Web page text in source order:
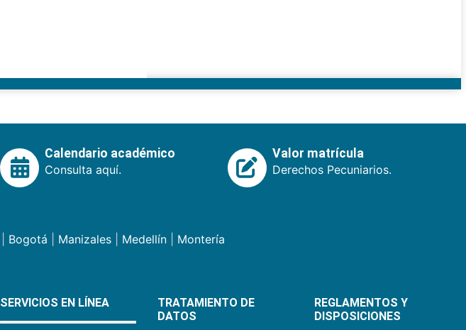
Calendario académico
Consulta aquí.
Valor matrícula
Derechos Pecuniarios.
Bogotá Manizales| Medellín| Montería
SERVICIOS EN LÍNEA
TRATAMIENTO DE
DATOS
REGLAMENTOS Y
DISPOSICIONES